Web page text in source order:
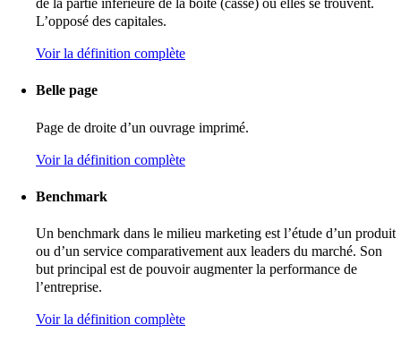
de la partie inférieure de la boîte (casse) où elles se trouvent.
L’opposé des capitales.
Voir la définition complète
Belle page
Page de droite d’un ouvrage imprimé.
Voir la définition complète
Benchmark
Un benchmark dans le milieu marketing est l’étude d’un produit
ou d’un service comparativement aux leaders du marché. Son
but principal est de pouvoir augmenter la performance de
l’entreprise.
Voir la définition complète